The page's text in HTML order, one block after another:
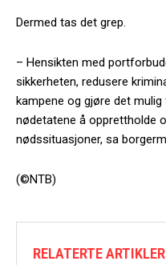
Dermed tas det grep.
– Hensikten med
sikkerheten, redusere
kampene og gjøre det
nødetatene å opprettholde
nødssituasjoner, sa
(©NTB)
RELATERTE ARTIKLER